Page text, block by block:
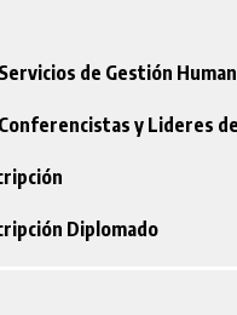
de Gestión
y Lideres
Diplomado